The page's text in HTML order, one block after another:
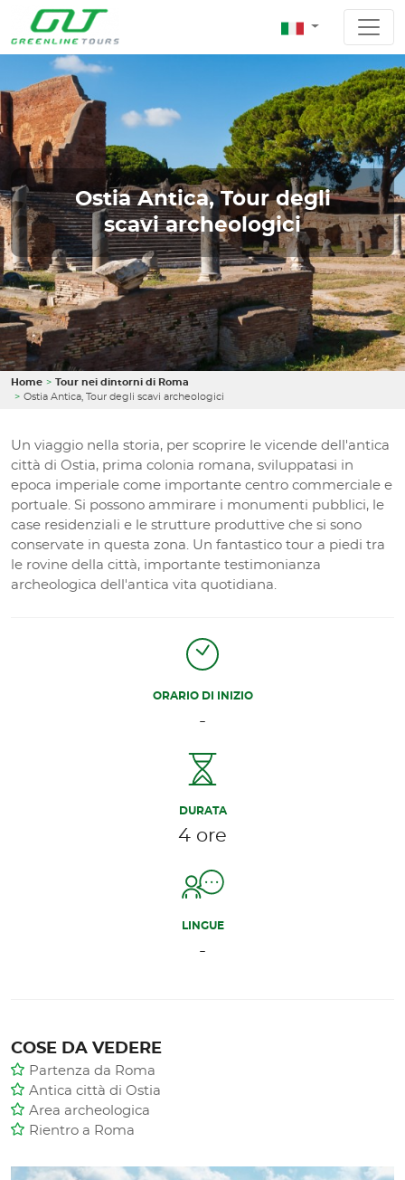
Ostia Antica, Tour degli
scavi archeologici
Home
Tour nei dintorni di Roma
Ostia Antica, Tour degli scavi archeologici
Un viaggio nella storia, per scoprire le vicende dell'antica
città di Ostia, prima colonia romana, sviluppatasi in
epoca imperiale come importante centro commerciale e
portuale. Si possono ammirare i monumenti pubblici, le
case residenziali e le strutture produttive che si sono
conservate in questa zona. Un fantastico tour a piedi tra
le rovine della città, importante testimonianza
archeologica dell'antica vita quotidiana.
ORARIO DI INIZIO
-
DURATA
4 ore
LINGUE
-
COSE DA VEDERE
Partenza da Roma
Antica città di Ostia
Area archeologica
Rientro a Roma